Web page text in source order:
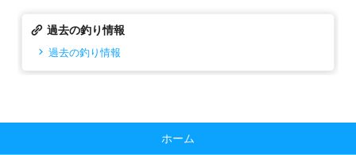
過去の釣り情報
過去の釣り情報
ホーム